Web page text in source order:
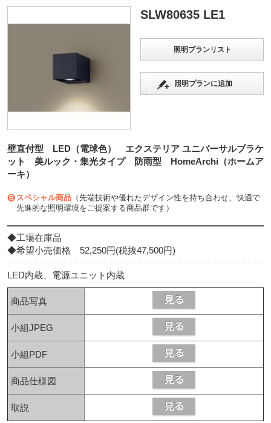
SLW80635 LE1
照明プランリスト
照明プランに追加
壁直付型 LED（電球色） エクステリア ユニバーサルブラケ
ット 美ルック・集光タイプ 防雨型 HomeArchi（ホームア
ーキ）
スペシャル商品 （先端技術や優れたデザイン性を持ち合わせ、快適で
先進的な照明環境をご提案する商品群です）
◆工場在庫品
◆希望小売価格 52,250円(税抜47,500円)
LED内蔵、電源ユニット内蔵
商品写真
小組JPEG
小組PDF
商品仕様図
取説